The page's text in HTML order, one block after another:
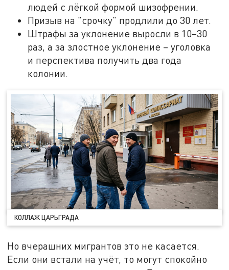
людей с лёгкой формой шизофрении.
Призыв на "срочку" продлили до 30 лет.
Штрафы за уклонение выросли в 10–30
раз, а за злостное уклонение – уголовка
и перспектива получить два года
колонии.
КОЛЛАЖ ЦАРЬГРАДА
Но вчерашних мигрантов это не касается.
Если они встали на учёт, то могут спокойно